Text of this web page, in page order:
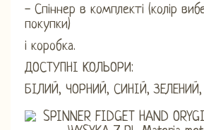
- Спіннер в комплекті (колір
покупки)
і коробка.
ДОСТУПНІ КОЛЬОРИ:
БІЛИЙ, ЧОРНИЙ, СИНІЙ,